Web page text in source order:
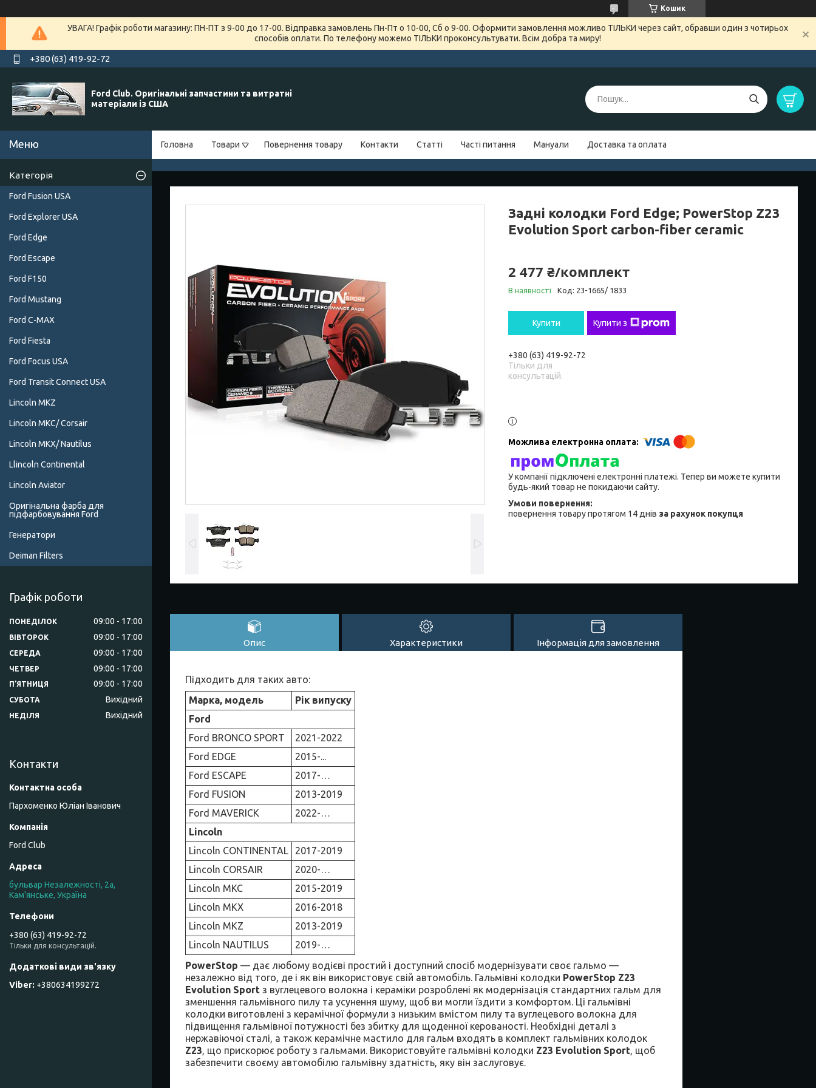
Кошик
УВАГА! Графік роботи магазину: ПН-ПТ з 9-00 до 17-00. Відправка замовлень Пн-Пт о 10-00, Сб о 9-00. Оформити замовлення можливо ТІЛЬКИ через сайт, обравши один з чотирьох
способів оплати. По телефону можемо ТІЛЬКИ проконсультувати. Всім добра та миру!
+380 (63) 419-92-72
Ford Club. Оригінальні запчастини та витратні
матеріали із США
Головна Товари Повернення товару Контакти Статті Часті питання Мануали Доставка та оплата
Задні колодки Ford Edge; PowerStop Z23
Evolution Sport carbon-fiber ceramic
2 477 ₴/комплект
В наявності Код: 23-1665/ 1833
Купити Купити з
+380 (63) 419-92-72
Тільки для
консультацій.
У компанії підключені електронні платежі. Тепер ви можете купити
будь-який товар не покидаючи сайту.
повернення товару протягом 14 днів за рахунок покупця
Опис Характеристики Інформація для замовлення
Підходить для таких авто:
Марка, модель
Рік випуску
Ford
Ford BRONCO SPORT
2021-2022
Ford EDGE
2015-...
Ford ESCAPE
2017-…
Ford FUSION
2013-2019
Ford MAVERICK
2022-…
Lincoln
Lincoln CONTINENTAL
2017-2019
Lincoln CORSAIR
2020-…
Lincoln MKC
2015-2019
Lincoln MKX
2016-2018
Lincoln MKZ
2013-2019
Lincoln NAUTILUS
2019-…
PowerStop — дає любому водієві простий і доступний спосіб модернізувати своє гальмо —
незалежно від того, де і як він використовує свій автомобіль. Гальмівні колодки PowerStop Z23
Evolution Sport з вуглецевого волокна і кераміки розроблені як модернізація стандартних гальм для
зменшення гальмівного пилу та усунення шуму, щоб ви могли їздити з комфортом. Ці гальмівні
колодки виготовлені з керамічної формули з низьким вмістом пилу та вуглецевого волокна для
підвищення гальмівної потужності без збитку для щоденної керованості. Необхідні деталі з
нержавіючої сталі, а також керамічне мастило для гальм входять в комплект гальмівних колодок
Z23, що прискорює роботу з гальмами. Використовуйте гальмівні колодки Z23 Evolution Sport, щоб
забезпечити своєму автомобілю гальмівну здатність, яку він заслуговує.
Категорія
Ford Fusion USA
Ford Explorer USA
Ford Edge
Ford Escape
Ford F150
Ford Mustang
Ford C-MAX
Ford Fiesta
Ford Focus USA
Ford Transit Connect USA
Lincoln MKZ
Lincoln MKC/ Corsair
Lincoln MKX/ Nautilus
Llincoln Continental
Lincoln Aviator
Оригінальна фарба для
підфарбовування Ford
Генератори
Deiman Filters
Графік роботи
ПОНЕДІЛОК 09:00 17:00
ВІВТОРОК 09:00 17:00
СЕРЕДА 09:00 17:00
ЧЕТВЕР 09:00 17:00
ПʼЯТНИЦЯ 09:00 17:00
СУБОТА Вихідний
НЕДІЛЯ Вихідний
Контакти
Пархоменко Юліан Іванович
Ford Club
бульвар Незалежності, 2а,
Кам'янське, Україна
+380 (63) 419-92-72
Тільки для консультацій.
+380634199272